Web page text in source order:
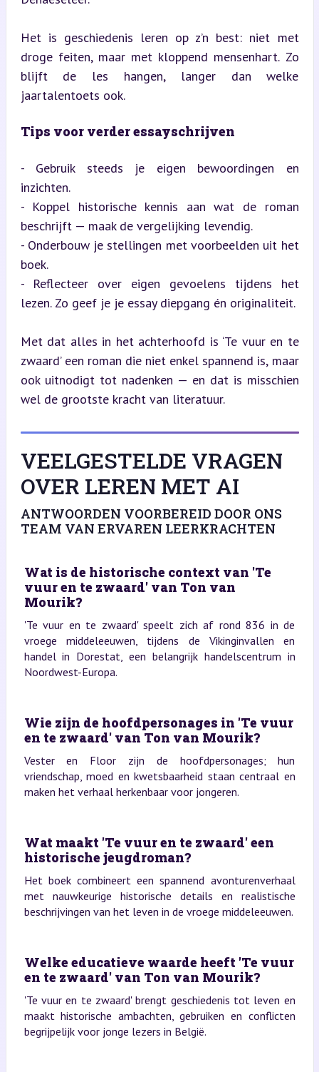
Het is geschiedenis leren op z’n best: niet met
droge feiten, maar met kloppend mensenhart. Zo
blijft de les hangen, langer dan welke
jaartalentoets ook.
Tips voor verder essayschrijven
- Gebruik steeds je eigen bewoordingen en
inzichten.
- Koppel historische kennis aan wat de roman
beschrijft — maak de vergelijking levendig.
- Onderbouw je stellingen met voorbeelden uit het
boek.
- Reflecteer over eigen gevoelens tijdens het
lezen. Zo geef je je essay diepgang én originaliteit.
Met dat alles in het achterhoofd is ‘Te vuur en te
zwaard’ een roman die niet enkel spannend is, maar
ook uitnodigt tot nadenken — en dat is misschien
wel de grootste kracht van literatuur.
VEELGESTELDE VRAGEN
OVER LEREN MET AI
ANTWOORDEN VOORBEREID DOOR ONS
TEAM VAN ERVAREN LEERKRACHTEN
Wat is de historische context van 'Te
vuur en te zwaard' van Ton van
Mourik?
'Te vuur en te zwaard' speelt zich af rond 836 in de
vroege middeleeuwen, tijdens de Vikinginvallen en
handel in Dorestat, een belangrijk handelscentrum in
Noordwest-Europa.
Wie zijn de hoofdpersonages in 'Te vuur
en te zwaard' van Ton van Mourik?
Vester en Floor zijn de hoofdpersonages; hun
vriendschap, moed en kwetsbaarheid staan centraal en
maken het verhaal herkenbaar voor jongeren.
Wat maakt 'Te vuur en te zwaard' een
historische jeugdroman?
Het boek combineert een spannend avonturenverhaal
met nauwkeurige historische details en realistische
beschrijvingen van het leven in de vroege middeleeuwen.
Welke educatieve waarde heeft 'Te vuur
en te zwaard' van Ton van Mourik?
'Te vuur en te zwaard' brengt geschiedenis tot leven en
maakt historische ambachten, gebruiken en conflicten
begrijpelijk voor jonge lezers in België.